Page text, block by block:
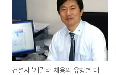
건설사 '게릴라 채용의 유형별 대